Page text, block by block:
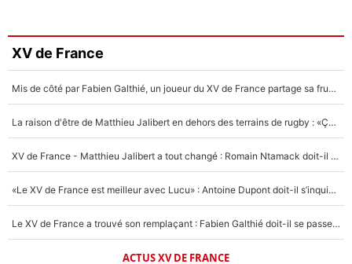
XV de France
Mis de côté par Fabien Galthié, un joueur du XV de France partage sa frustration : «ils ne me l’ont pas dit tout de suite»
La raison d'être de Matthieu Jalibert en dehors des terrains de rugby : «Ça m'atteint autant que si tu touches à un membre de ma famille»
XV de France - Matthieu Jalibert a tout changé : Romain Ntamack doit-il s’inquiéter pour sa place à un an de la Coupe du monde ?
«Le XV de France est meilleur avec Lucu» : Antoine Dupont doit-il s’inquiéter pour sa place ?
Le XV de France a trouvé son remplaçant : Fabien Galthié doit-il se passer d'Antoine Dupont ?
ACTUS XV DE FRANCE